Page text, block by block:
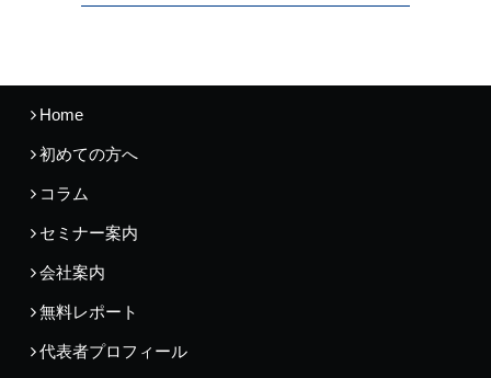
Home
初めての方へ
コラム
セミナー案内
会社案内
無料レポート
代表者プロフィール